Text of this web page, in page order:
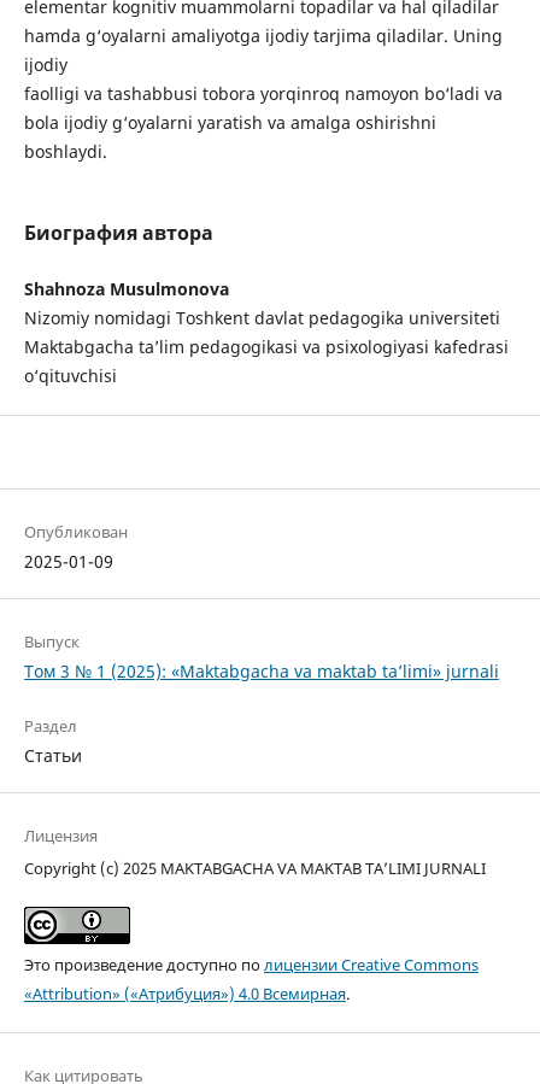
elementar kognitiv muammolarni topadilar va hal qiladilar
hamda g‘oyalarni amaliyotga ijodiy tarjima qiladilar. Uning
ijodiy
faolligi va tashabbusi tobora yorqinroq namoyon bo‘ladi va
bola ijodiy g‘oyalarni yaratish va amalga oshirishni
boshlaydi.
Биография автора
Shahnoza Musulmonova
Nizomiy nomidagi Toshkent davlat pedagogika universiteti
Maktabgacha ta’lim pedagogikasi va psixologiyasi kafedrasi
о‘qituvchisi
Опубликован
2025-01-09
Выпуск
Том 3 № 1 (2025): «Maktabgacha va maktab ta’limi» jurnali
Раздел
Статьи
Лицензия
Copyright (c) 2025 MAKTABGACHA VA MAKTAB TA’LIMI JURNALI
Это произведение доступно полицензии Creative Commons
«Attribution» («Атрибуция») 4.0 Всемирная.
Как цитировать